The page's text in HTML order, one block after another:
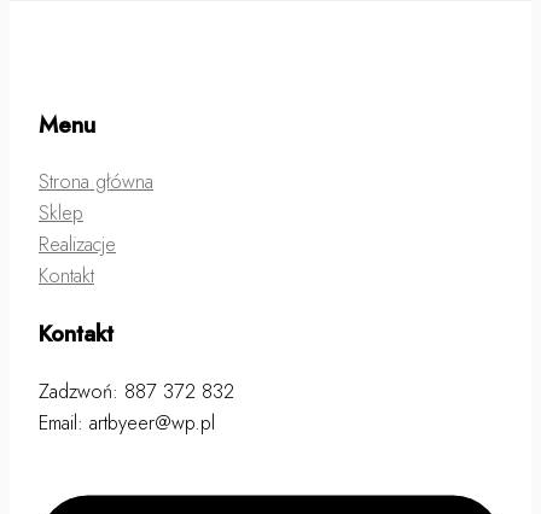
Menu
Strona główna
Sklep
Realizacje
Kontakt
Kontakt
Zadzwoń: 887 372 832
Email: artbyeer@wp.pl